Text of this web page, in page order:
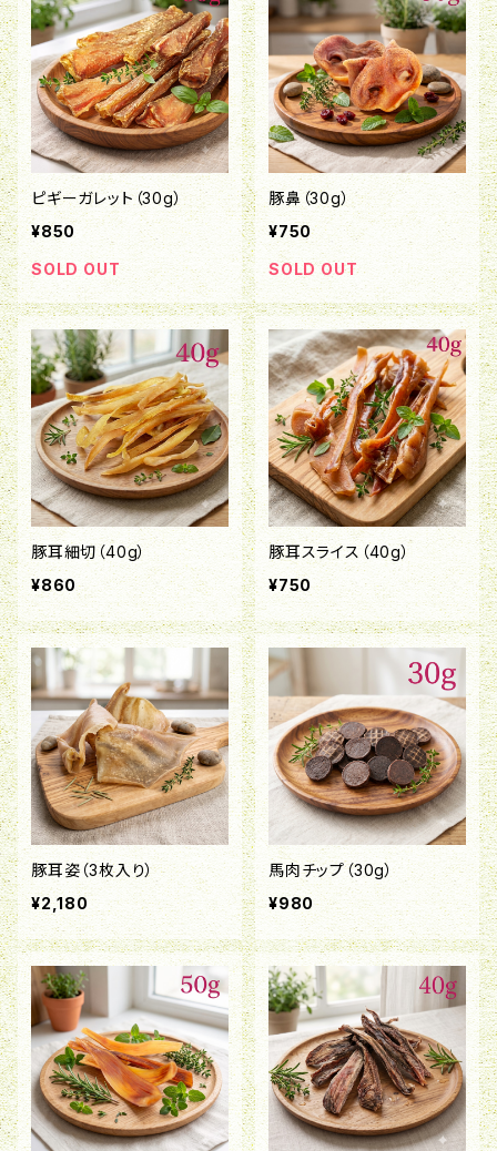
ピギーガレット（30g）
¥850
SOLD OUT
豚鼻（30g）
¥750
SOLD OUT
豚耳細切（40g）
¥860
豚耳スライス（40g）
¥750
豚耳姿（3枚入り）
¥2,180
馬肉チップ（30g）
¥980